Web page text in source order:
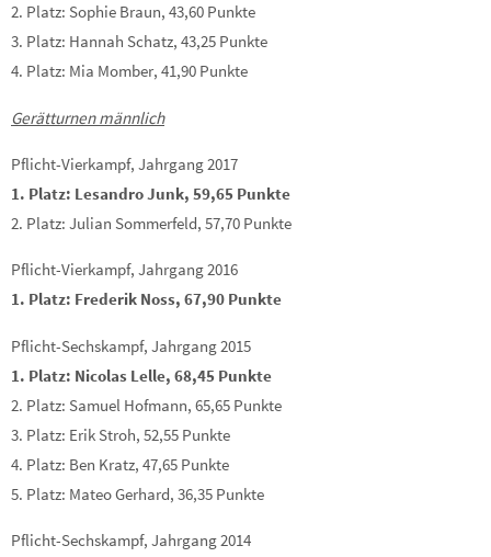
2. Platz: Sophie Braun, 43,60 Punkte
3. Platz: Hannah Schatz, 43,25 Punkte
4. Platz: Mia Momber, 41,90 Punkte
Gerätturnen männlich
Pflicht-Vierkampf, Jahrgang 2017
1. Platz: Lesandro Junk, 59,65 Punkte
2. Platz: Julian Sommerfeld, 57,70 Punkte
Pflicht-Vierkampf, Jahrgang 2016
1. Platz: Frederik Noss, 67,90 Punkte
Pflicht-Sechskampf, Jahrgang 2015
1. Platz: Nicolas Lelle, 68,45 Punkte
2. Platz: Samuel Hofmann, 65,65 Punkte
3. Platz: Erik Stroh, 52,55 Punkte
4. Platz: Ben Kratz, 47,65 Punkte
5. Platz: Mateo Gerhard, 36,35 Punkte
Pflicht-Sechskampf, Jahrgang 2014